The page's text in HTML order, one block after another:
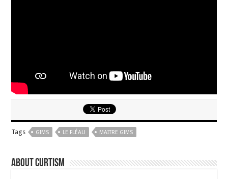
Tags GIMS LE FLÉAU MAITRE GIMS
About curtism